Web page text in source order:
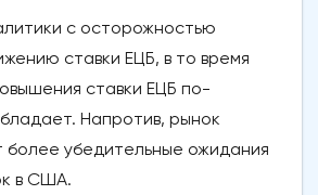
с осторожностью
ставки ЕЦБ, в то время
ставки ЕЦБ по-
Напротив, рынок
убедительные ожидания
в США.